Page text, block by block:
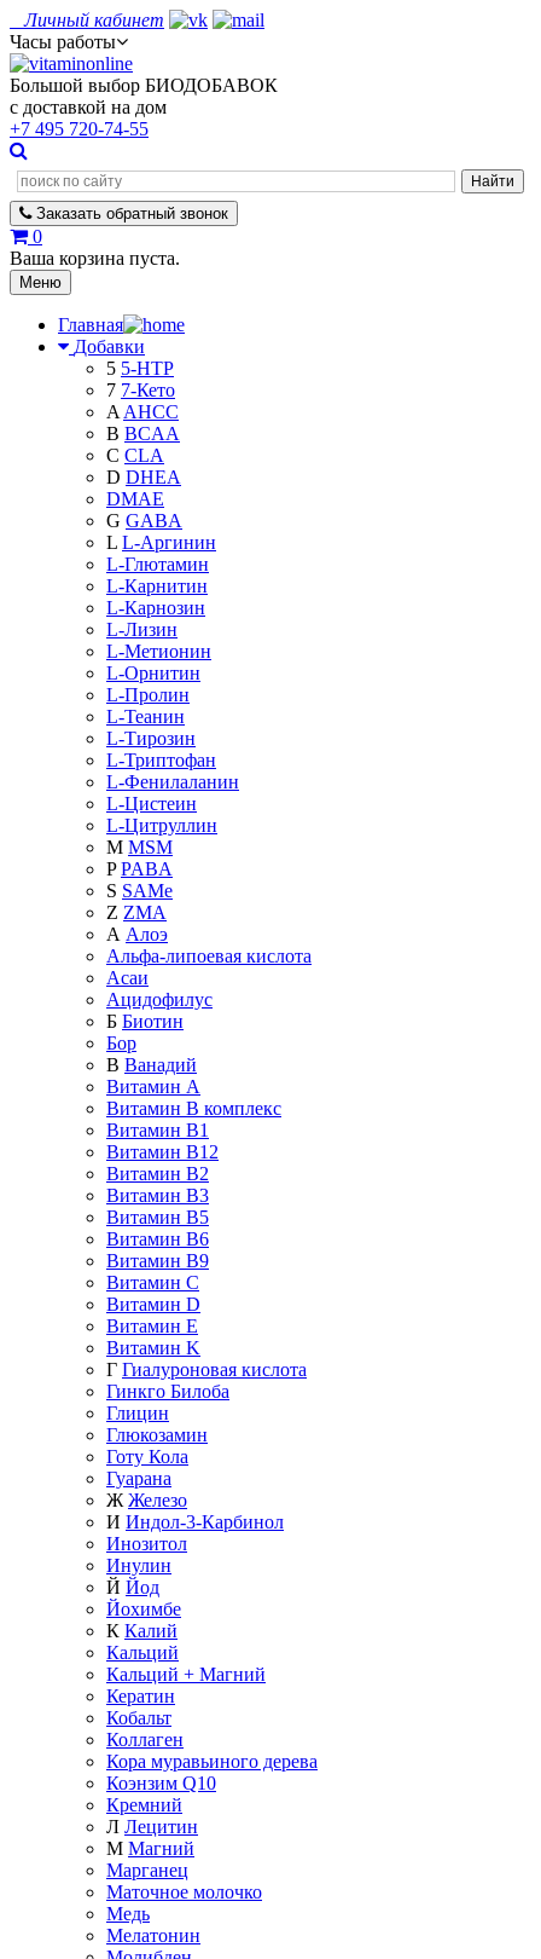
Личный кабинет
Часы работы
Большой выбор БИОДОБАВОК
с доставкой на дом
+7 495 720-74-55
Заказать обратный звонок
0
Ваша корзина пуста.
Меню
Главная
Добавки
5 5-HTP
7 7-Кето
A AHCC
B BCAA
C CLA
D DHEA
DMAE
G GABA
L L-Аргинин
L-Глютамин
L-Карнитин
L-Карнозин
L-Лизин
L-Метионин
L-Орнитин
L-Пролин
L-Теанин
L-Тирозин
L-Триптофан
L-Фенилаланин
L-Цистеин
L-Цитруллин
M MSM
P PABA
S SAMe
Z ZMA
А Алоэ
Альфа-липоевая кислота
Асаи
Ацидофилус
Б Биотин
Бор
В Ванадий
Витамин A
Витамин B комплекс
Витамин B1
Витамин B12
Витамин B2
Витамин B3
Витамин B5
Витамин B6
Витамин B9
Витамин C
Витамин D
Витамин E
Витамин K
Г Гиалуроновая кислота
Гинкго Билоба
Глицин
Глюкозамин
Готу Кола
Гуарана
Ж Железо
И Индол-3-Карбинол
Инозитол
Инулин
Й Йод
Йохимбе
К Калий
Кальций
Кальций + Магний
Кератин
Кобальт
Коллаген
Кора муравьиного дерева
Коэнзим Q10
Кремний
Л Лецитин
М Магний
Марганец
Маточное молочко
Медь
Мелатонин